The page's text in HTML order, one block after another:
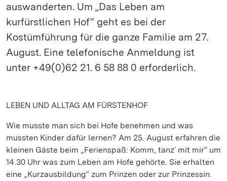
auswanderten. Um „Das Leben am
kurfürstlichen Hof“ geht es bei der
Kostümführung für die ganze Familie am 27.
August. Eine telefonische Anmeldung ist
unter +49(0)62 21. 6 58 88 0 erforderlich.
LEBEN UND ALLTAG AM FÜRSTENHOF
Wie musste man sich bei Hofe benehmen und was
mussten Kinder dafür lernen? Am 25. August erfahren die
kleinen Gäste beim „Ferienspaß: Komm, tanz´ mit mir“ um
14.30 Uhr was zum Leben am Hofe gehörte. Sie erhalten
eine „Kurzausbildung“ zum Prinzen oder zur Prinzessin.